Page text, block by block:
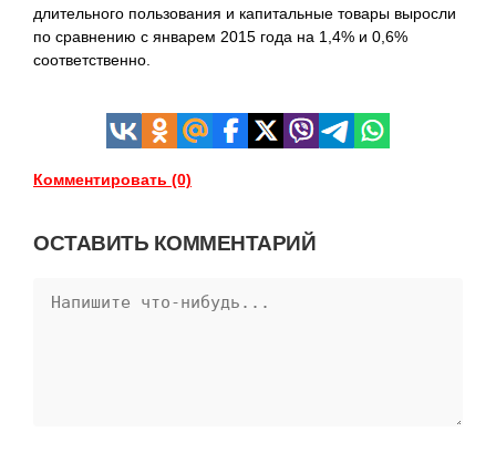
длительного пользования и капитальные товары выросли
по сравнению с январем 2015 года на 1,4% и 0,6%
соответственно.
Комментировать (0)
ОСТАВИТЬ КОММЕНТАРИЙ